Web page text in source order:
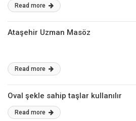
Read more
Ataşehir Uzman Masöz
Read more
Oval şekle sahip taşlar kullanılır
Read more